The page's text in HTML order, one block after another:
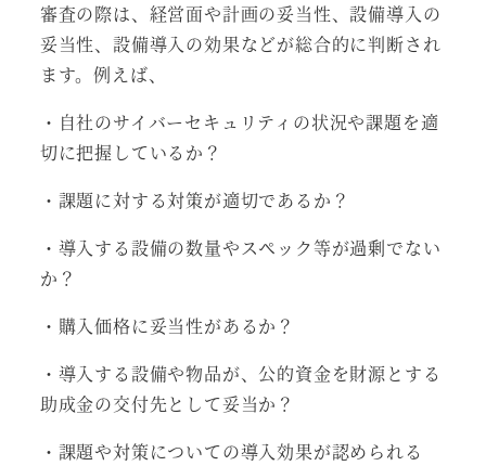
審査の際は、経営面や計画の妥当性、設備導入の
妥当性、設備導入の効果などが総合的に判断され
ます。例えば、
・自社のサイバーセキュリティの状況や課題を適
切に把握しているか？
・課題に対する対策が適切であるか？
・導入する設備の数量やスペック等が過剰でない
か？
・購入価格に妥当性があるか？
・導入する設備や物品が、公的資金を財源とする
助成金の交付先として妥当か？
・課題や対策についての導入効果が認められる